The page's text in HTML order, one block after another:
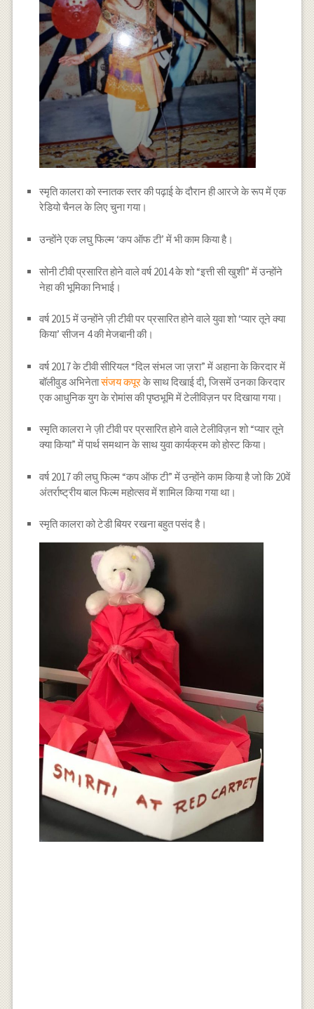
स्मृति कालरा को स्नातक स्तर की पढ़ाई के दौरान ही आरजे के रूप में एक
रेडियो चैनल के लिए चुना गया।
उन्होंने एक लघु फिल्म ‘कप ऑफ टी’ में भी काम किया है।
सोनी टीवी प्रसारित होने वाले वर्ष 2014 के शो “इत्ती सी खुशी” में उन्होंने
नेहा की भूमिका निभाई।
वर्ष 2015 में उन्होंने ज़ी टीवी पर प्रसारित होने वाले युवा शो ‘प्यार तूने क्या
किया’ सीजन 4 की मेजबानी की।
वर्ष 2017 के टीवी सीरियल “दिल संभल जा ज़रा” में अहाना के किरदार में
बॉलीवुड अभिनेतासंजय कपूरके साथ दिखाई दी, जिसमें उनका किरदार
एक आधुनिक युग के रोमांस की पृष्ठभूमि में टेलीविज़न पर दिखाया गया।
स्मृति कालरा ने ज़ी टीवी पर प्रसारित होने वाले टेलीविज़न शो “प्यार तूने
क्या किया” में पार्थ समथान के साथ युवा कार्यक्रम को होस्ट किया।
वर्ष 2017 की लघु फिल्म “कप ऑफ टी” में उन्होंने काम किया है जो कि 20वें
अंतर्राष्ट्रीय बाल फिल्म महोत्सव में शामिल किया गया था।
स्मृति कालरा को टेडी बियर रखना बहुत पसंद है।